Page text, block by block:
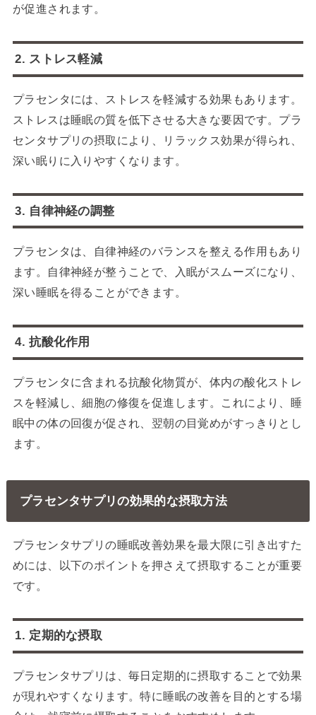
が促進されます。
2. ストレス軽減
プラセンタには、ストレスを軽減する効果もあります。
ストレスは睡眠の質を低下させる大きな要因です。プラ
センタサプリの摂取により、リラックス効果が得られ、
深い眠りに入りやすくなります。
3. 自律神経の調整
プラセンタは、自律神経のバランスを整える作用もあり
ます。自律神経が整うことで、入眠がスムーズになり、
深い睡眠を得ることができます。
4. 抗酸化作用
プラセンタに含まれる抗酸化物質が、体内の酸化ストレ
スを軽減し、細胞の修復を促進します。これにより、睡
眠中の体の回復が促され、翌朝の目覚めがすっきりとし
ます。
プラセンタサプリの効果的な摂取方法
プラセンタサプリの睡眠改善効果を最大限に引き出すた
めには、以下のポイントを押さえて摂取することが重要
です。
1. 定期的な摂取
プラセンタサプリは、毎日定期的に摂取することで効果
が現れやすくなります。特に睡眠の改善を目的とする場